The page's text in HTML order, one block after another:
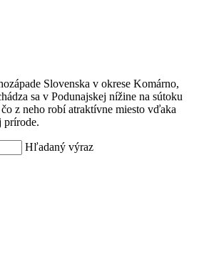
Slovenska v okrese Komárno,
sa v Podunajskej nížine na sútoku
z neho robí atraktívne miesto vďaka
prírode.
Hľadaný výraz